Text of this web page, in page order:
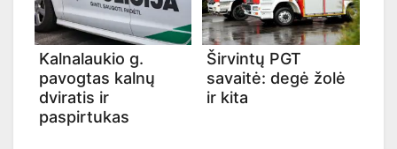
Kalnalaukio g.
pavogtas kalnų
dviratis ir
paspirtukas
Širvintų PGT
savaitė: degė žolė
ir kita